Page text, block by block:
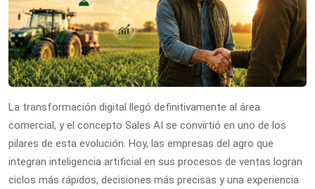
La transformación digital llegó definitivamente al área
comercial, y el concepto Sales AI se convirtió en uno de los
pilares de esta evolución. Hoy, las empresas del agro que
integran inteligencia artificial en sus procesos de ventas logran
ciclos más rápidos, decisiones más precisas y una experiencia